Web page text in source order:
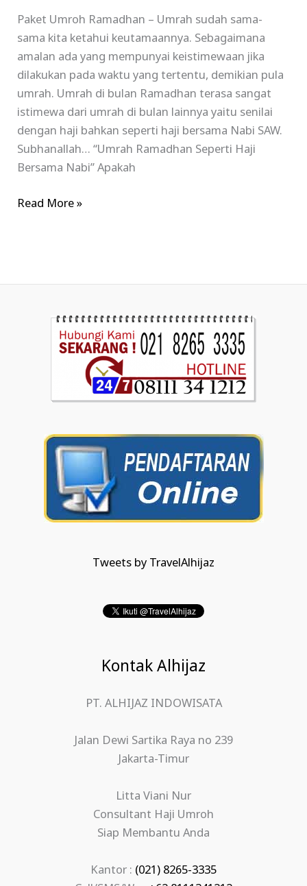
Paket Umroh Ramadhan – Umrah sudah sama-
sama kita ketahui keutamaannya. Sebagaimana
amalan ada yang mempunyai keistimewaan jika
dilakukan pada waktu yang tertentu, demikian pula
umrah. Umrah di bulan Ramadhan terasa sangat
istimewa dari umrah di bulan lainnya yaitu senilai
dengan haji bahkan seperti haji bersama Nabi SAW.
Subhanallah… “Umrah Ramadhan Seperti Haji
Bersama Nabi” Apakah
Read More »
Tweets by TravelAlhijaz
Kontak Alhijaz
PT. ALHIJAZ INDOWISATA
Jalan Dewi Sartika Raya no 239
Jakarta-Timur
Litta Viani Nur
Consultant Haji Umroh
Siap Membantu Anda
Kantor : (021) 8265-3335